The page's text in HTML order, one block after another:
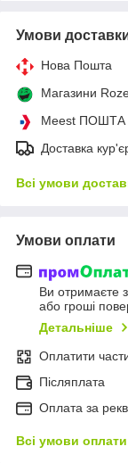
Умови
Нова Пошта
Магазини
Meest ПОШТА
Доставка
Всі умови
Умови оплати
Ви отримаєте
або гроші
Детальніше
Оплатити
Післяплата
Оплата за
Всі умови оплати